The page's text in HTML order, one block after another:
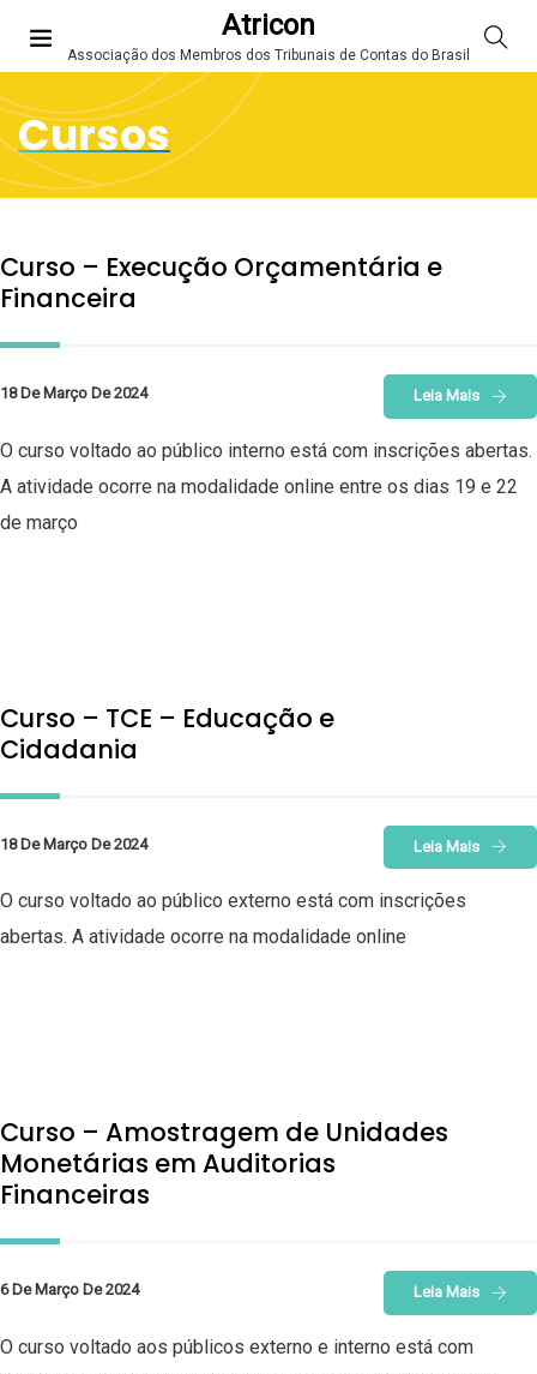
Atricon
Associação dos Membros dos Tribunais de Contas do Brasil
Cursos
Curso – Execução Orçamentária e
Financeira
18 De Março De 2024 Leia Mais
O curso voltado ao público interno está com inscrições abertas.
A atividade ocorre na modalidade online entre os dias 19 e 22
de março
Curso – TCE – Educação e
Cidadania
18 De Março De 2024 Leia Mais
O curso voltado ao público externo está com inscrições
abertas. A atividade ocorre na modalidade online
Curso – Amostragem de Unidades
Monetárias em Auditorias
Financeiras
6 De Março De 2024 Leia Mais
O curso voltado aos públicos externo e interno está com